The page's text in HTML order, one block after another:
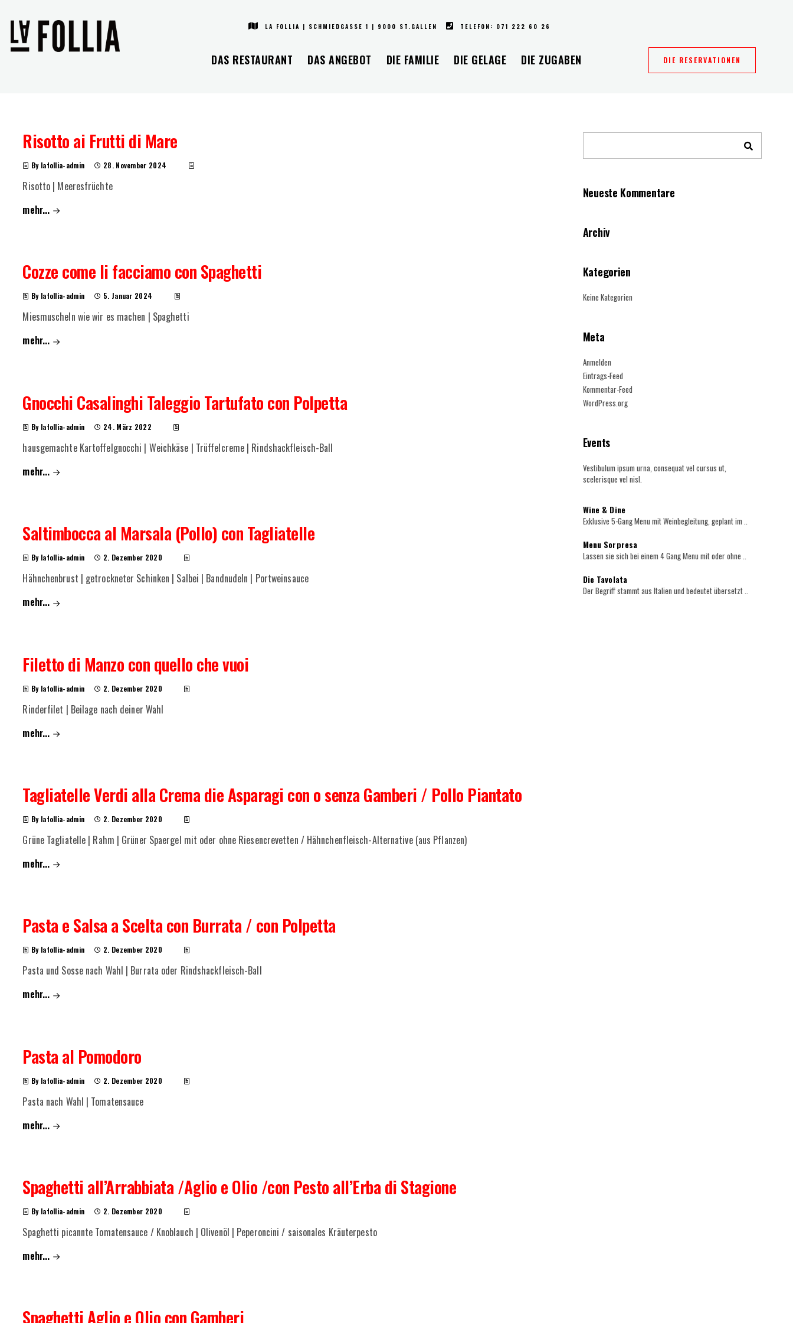
LA FOLLIA | SCHMIEDGASSE 1 | 9000 ST.GALLEN TELEFON: 071 222 60 26
DAS RESTAURANT DAS ANGEBOT DIE FAMILIE DIE GELAGE DIE ZUGABEN DIE RESERVATIONEN
Risotto ai Frutti di Mare
By lafollia-admin 28. November 2024
Risotto | Meeresfrüchte
mehr...
Cozze come li facciamo con Spaghetti
By lafollia-admin 5. Januar 2024
Miesmuscheln wie wir es machen | Spaghetti
mehr...
Gnocchi Casalinghi Taleggio Tartufato con Polpetta
By lafollia-admin 24. März 2022
hausgemachte Kartoffelgnocchi | Weichkäse | Trüffelcreme | Rindshackfleisch-Ball
mehr...
Saltimbocca al Marsala (Pollo) con Tagliatelle
By lafollia-admin 2. Dezember 2020
Hähnchenbrust | getrockneter Schinken | Salbei | Bandnudeln | Portweinsauce
mehr...
Filetto di Manzo con quello che vuoi
By lafollia-admin 2. Dezember 2020
Rinderfilet | Beilage nach deiner Wahl
mehr...
Tagliatelle Verdi alla Crema die Asparagi con o senza Gamberi / Pollo Piantato
By lafollia-admin 2. Dezember 2020
Grüne Tagliatelle | Rahm | Grüner Spaergel mit oder ohne Riesencrevetten / Hähnchenfleisch-Alternative (aus Pflanzen)
mehr...
Pasta e Salsa a Scelta con Burrata / con Polpetta
By lafollia-admin 2. Dezember 2020
Pasta und Sosse nach Wahl | Burrata oder Rindshackfleisch-Ball
mehr...
Pasta al Pomodoro
By lafollia-admin 2. Dezember 2020
Pasta nach Wahl | Tomatensauce
mehr...
Spaghetti all’Arrabbiata /Aglio e Olio /con Pesto all’Erba di Stagione
By lafollia-admin 2. Dezember 2020
Spaghetti picannte Tomatensauce / Knoblauch | Olivenöl | Peperoncini / saisonales Kräuterpesto
mehr...
Spaghetti Aglio e Olio con Gamberi
Neueste Kommentare
Archiv
Kategorien
Keine Kategorien
Meta
Anmelden
Eintrags-Feed
Kommentar-Feed
WordPress.org
Events
Vestibulum ipsum urna, consequat vel cursus ut,
scelerisque vel nisl.
Wine & Dine
Exklusive 5-Gang Menu mit Weinbegleitung, geplant im ..
Menu Sorpresa
Lassen sie sich bei einem 4 Gang Menu mit oder ohne ..
Die Tavolata
Der Begriff stammt aus Italien und bedeutet übersetzt ..